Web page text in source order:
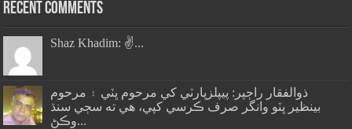
Recent Comments
Shaz Khadim: ✌️...
ذوالفقار راڄپر: پيپلزپارٽي کي مرحوم ڀٽي ۽ مرحوم
بينظير ڀٽو وانگر صرف ڪرسي کپي، هي ته سڄي سنڌ
وڪڻ...